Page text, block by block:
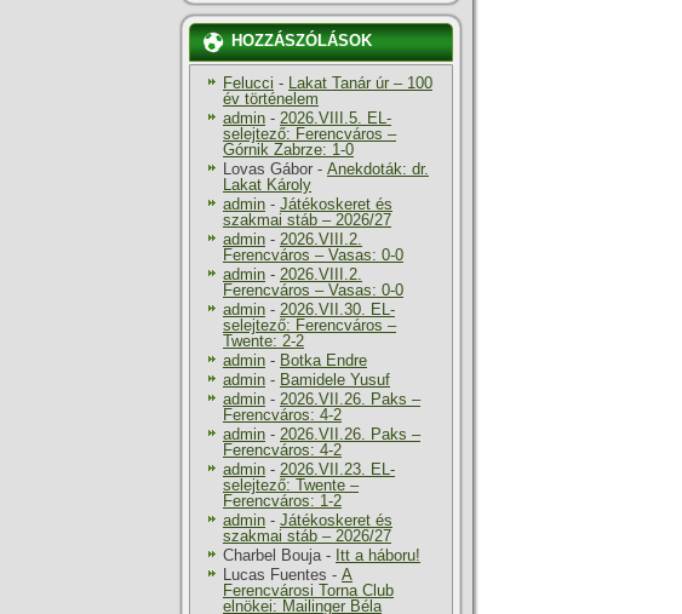
HOZZÁSZÓLÁSOK
Felucci - Lakat Tanár úr – 100
év történelem
admin - 2026.VIII.5. EL-
selejtező: Ferencváros –
Górnik Zabrze: 1-0
Lovas Gábor - Anekdoták: dr.
Lakat Károly
admin - Játékoskeret és
szakmai stáb – 2026/27
admin - 2026.VIII.2.
Ferencváros – Vasas: 0-0
admin - 2026.VIII.2.
Ferencváros – Vasas: 0-0
admin - 2026.VII.30. EL-
selejtező: Ferencváros –
Twente: 2-2
admin - Botka Endre
admin - Bamidele Yusuf
admin - 2026.VII.26. Paks –
Ferencváros: 4-2
admin - 2026.VII.26. Paks –
Ferencváros: 4-2
admin - 2026.VII.23. EL-
selejtező: Twente –
Ferencváros: 1-2
admin - Játékoskeret és
szakmai stáb – 2026/27
Charbel Bouja- Itt a háboru!
Lucas Fuentes - A
Ferencvárosi Torna Club
elnökei: Mailinger Béla